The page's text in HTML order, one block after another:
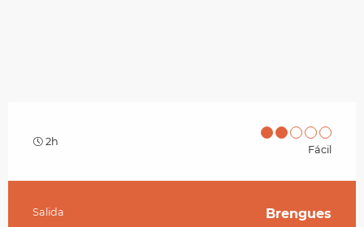
2h
Fácil
Información práctica
Salida Brengues